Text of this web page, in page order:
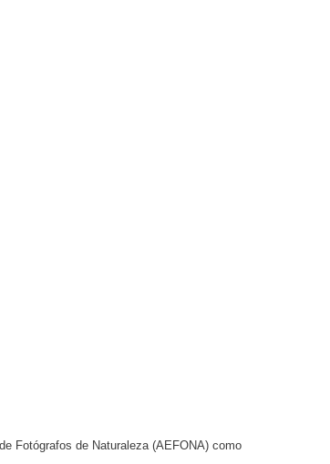
Fotógrafos de Naturaleza (AEFONA) como